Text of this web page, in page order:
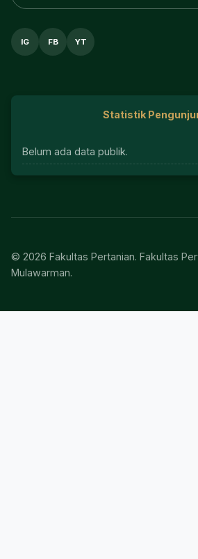
IG FB YT
Statistik
Belum ada data publik.
© 2026 Fakultas Pertanian. Fakultas
Mulawarman.